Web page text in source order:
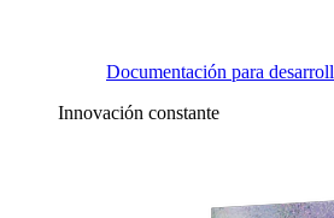
Documentación para
Innovación constante